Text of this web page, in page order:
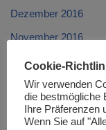
Dezember 2016
November 2016
Oktober 2016
September 2016
August 2016
Cookie-
Wir verwenden
die bestmögliche
Ihre Präferenzen
Wenn Sie auf